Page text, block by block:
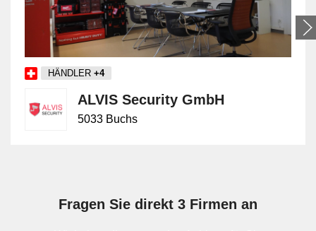
Innerhalb der Schwachstromanlagen lassen sich
mehrere Gruppen unterscheiden.
Sicherheitsbezogene Systeme umfassen
Alarmanlagen und Feuermeldeanlagen,
Gasalarmanlagen sowie weitere Melde- und
Signalanlagen. Kommunikationsbezogene Systeme
reichen von Gebäudekommunikation und
Zutrittskontrolle über elektroakustische Anlagen bis zu
und Uhren. Welche Teilbereiche relevant sind, hängt
HÄNDLER +4
ALVIS Security GmbH
5033 Buchs
Fragen Sie direkt 3 Firmen an